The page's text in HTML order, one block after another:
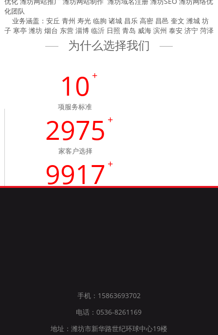
化团队
业务涵盖：安丘 青州 寿光 临朐 诸城 昌乐 高密 昌邑 奎文 潍城 坊
子 寒亭 潍坊 烟台 东营 淄博 临沂 日照 青岛 威海 滨州 泰安 济宁 菏泽
为什么选择我们
10 +
项服务标准
2984 +
家客户选择
9946 +
手机：15863693702
电话：0536-8261169
地址：潍坊市新华路世纪环球中心19楼